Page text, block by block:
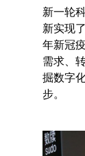
新一轮
新实现
年新冠
需求、
掘数字
步。